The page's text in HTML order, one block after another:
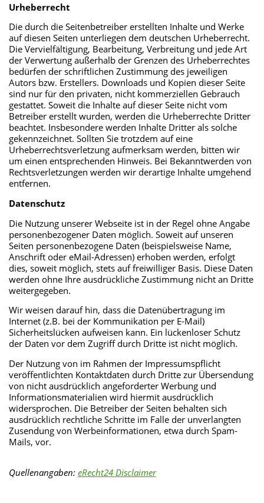
Urheberrecht
Die durch die Seitenbetreiber erstellten Inhalte und Werke
auf diesen Seiten unterliegen dem deutschen Urheberrecht.
Die Vervielfältigung, Bearbeitung, Verbreitung und jede Art
der Verwertung außerhalb der Grenzen des Urheberrechtes
bedürfen der schriftlichen Zustimmung des jeweiligen
Autors bzw. Erstellers. Downloads und Kopien dieser Seite
sind nur für den privaten, nicht kommerziellen Gebrauch
gestattet. Soweit die Inhalte auf dieser Seite nicht vom
Betreiber erstellt wurden, werden die Urheberrechte Dritter
beachtet. Insbesondere werden Inhalte Dritter als solche
gekennzeichnet. Sollten Sie trotzdem auf eine
Urheberrechtsverletzung aufmerksam werden, bitten wir
um einen entsprechenden Hinweis. Bei Bekanntwerden von
Rechtsverletzungen werden wir derartige Inhalte umgehend
entfernen.
Datenschutz
Die Nutzung unserer Webseite ist in der Regel ohne Angabe
personenbezogener Daten möglich. Soweit auf unseren
Seiten personenbezogene Daten (beispielsweise Name,
Anschrift oder eMail-Adressen) erhoben werden, erfolgt
dies, soweit möglich, stets auf freiwilliger Basis. Diese Daten
werden ohne Ihre ausdrückliche Zustimmung nicht an Dritte
weitergegeben.
Wir weisen darauf hin, dass die Datenübertragung im
Internet (z.B. bei der Kommunikation per E-Mail)
Sicherheitslücken aufweisen kann. Ein lückenloser Schutz
der Daten vor dem Zugriff durch Dritte ist nicht möglich.
Der Nutzung von im Rahmen der Impressumspflicht
veröffentlichten Kontaktdaten durch Dritte zur Übersendung
von nicht ausdrücklich angeforderter Werbung und
Informationsmaterialien wird hiermit ausdrücklich
widersprochen. Die Betreiber der Seiten behalten sich
ausdrücklich rechtliche Schritte im Falle der unverlangten
Zusendung von Werbeinformationen, etwa durch Spam-
Mails, vor.
Quellenangaben: eRecht24 Disclaimer